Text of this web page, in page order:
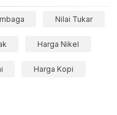
Nilai Tukar
Harga Nikel
Harga Kopi